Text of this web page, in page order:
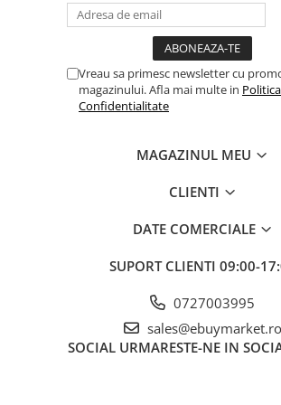
si pensula, toate cu mânere ergonomice
Mânere ergonomice:Ofera o prindere
reducând oboseala mâinilor în timpul
Vreau sa primesc newsletter cu
magazinului. Afla mai multe in
Confidentialitate
MAGAZINUL MEU
CLIENTI
DATE COMERCIALE
SUPORT CLIENTI 09:00-
0727003995
sales@ebuymarket.ro
SOCIAL URMARESTE-NE IN